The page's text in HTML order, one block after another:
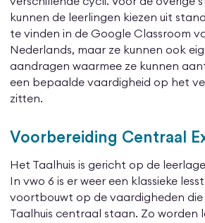
kunnen de leerlingen kiezen uit
te vinden in de Google Classroom
Nederlands, maar ze kunnen ook
aandragen waarmee ze kunnen
een bepaalde vaardigheid op het
zitten.
Voorbereiding Centraal
Het Taalhuis is gericht op de
In vwo 6 is er weer een klassieke
voortbouwt op de vaardigheden
Taalhuis centraal staan. Zo worden